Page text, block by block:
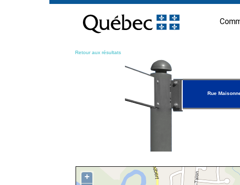
contenu
Retour aux résultats
Rue
+